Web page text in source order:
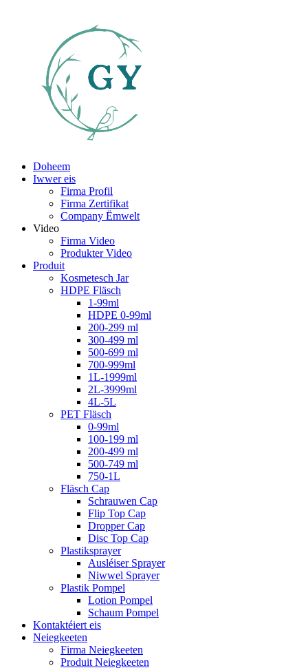
Doheem
Iwwer eis
Firma Profil
Firma Zertifikat
Company Ëmwelt
Video
Firma Video
Produkter Video
Produit
Kosmetesch Jar
HDPE Fläsch
1-99ml
HDPE 0-99ml
200-299 ml
300-499 ml
500-699 ml
700-999ml
1L-1999ml
2L-3999ml
4L-5L
PET Fläsch
0-99ml
100-199 ml
200-499 ml
500-749 ml
750-1L
Fläsch Cap
Schrauwen Cap
Flip Top Cap
Dropper Cap
Disc Top Cap
Plastiksprayer
Ausléiser Sprayer
Niwwel Sprayer
Plastik Pompel
Lotion Pompel
Schaum Pompel
Kontaktéiert eis
Neiegkeeten
Firma Neiegkeeten
Produit Neiegkeeten